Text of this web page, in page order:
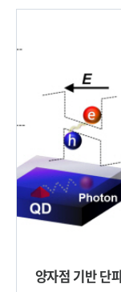
붓질 및 건조시킨 후 정렬된
기판을 이용한 DNA
지그재그 구조체
비표면적이 극대
3차원 탄소 나노
고밀도의 리튬이
이와 관련된 연구
에너지기술국제
교육과학기술부-
교육과학기술부-
잇따라 수상한 바
연구재단 기초연
양자점 기반 단